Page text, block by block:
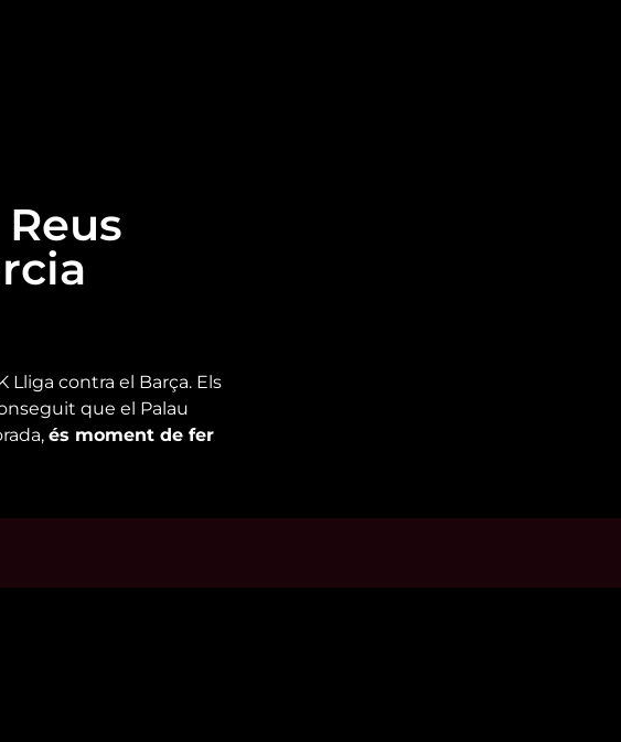
Lliga contra el Barça. Els
que el Palau
és moment de fer